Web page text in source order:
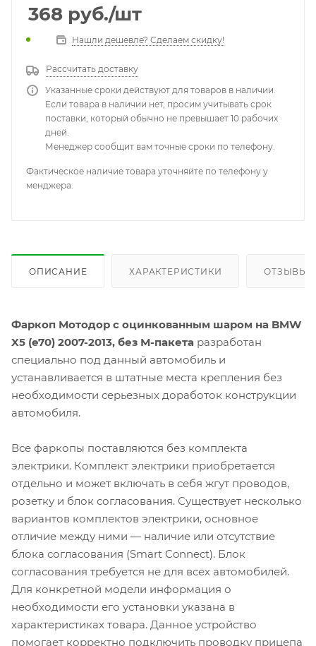
368 руб./шт
Нашли дешевле? Сделаем скидку!
Рассчитать доставку
Указанные сроки действуют для товаров в наличии.
Если товара в наличии нет, просим учитывать срок
поставки, который обычно не превышает 10 рабочих
дней.
Менеджер сообщит вам точные сроки по телефону.
Фактическое наличие товара уточняйте по телефону у
менджера.
ОПИСАНИЕ ХАРАКТЕРИСТИКИ ОТЗЫВЫ
Фаркоп Мотодор с оцинкованным шаром на BMW
X5 (e70) 2007-2013, без М-пакета разработан
специально под данный автомобиль и
устанавливается в штатные места крепления без
необходимости серьезных доработок конструкции
автомобиля.
Все фаркопы поставляются без комплекта
электрики. Комплект электрики приобретается
отдельно и может включать в себя жгут проводов,
розетку и блок согласования. Существует несколько
вариантов комплектов электрики, основное
отличие между ними — наличие или отсутствие
блока согласования (Smart Connect). Блок
согласования требуется не для всех автомобилей.
Для конкретной модели информация о
необходимости его установки указана в
характеристиках товара. Данное устройство
помогает корректно подключить проводку прицепа